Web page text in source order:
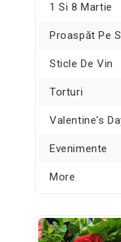
1 Si 8 Martie
Proaspăt Pe
Sticle De Vin
Torturi
Valentine's
Evenimente
More